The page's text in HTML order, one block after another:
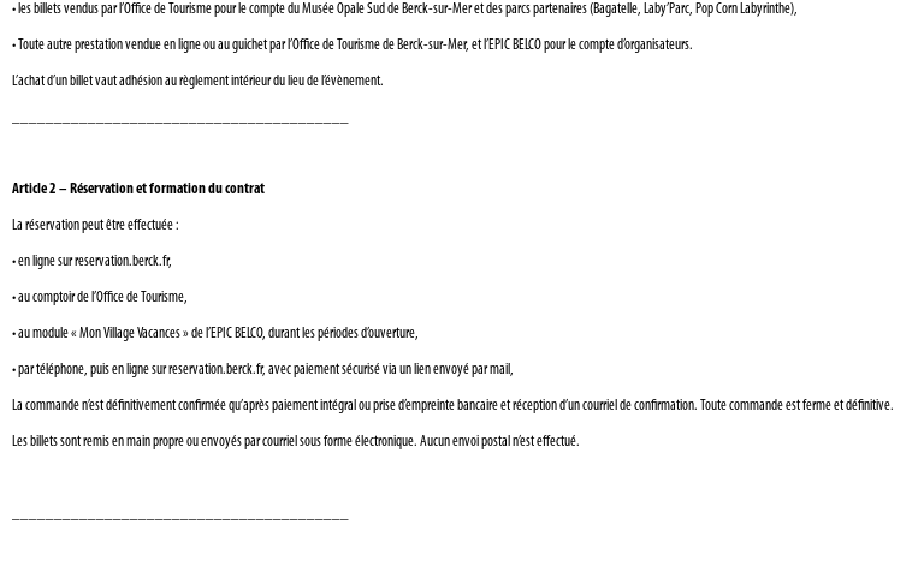
• les billets vendus par l’Office de Tourisme pour le compte du Musée Opale Sud de Berck-sur-Mer et des parcs partenaires (Bagatelle, Laby’Parc, Pop Corn Labyrinthe),
•Toute autre prestation vendue en ligne ou au guichet par l’Office de Tourisme de Berck-sur-Mer, et l’EPIC BELCO pour le compte d’organisateurs.
L’achat d’un billet vaut adhésion au règlement intérieur du lieu de l’évènement.
Article 2 – Réservation et formation du contrat
La réservation peut être effectuée :
•en ligne sur reservation.berck.fr,
•au comptoir de l’Office de Tourisme,
•au module « Mon Village Vacances » de l’EPIC BELCO, durant les périodes d’ouverture,
•par téléphone, puis en ligne sur reservation.berck.fr, avec paiement sécurisé via un lien envoyé par mail,
La commande n’est définitivement confirmée qu’après paiement intégral ou prise d’empreinte bancaire et réception d’un courriel de confirmation. Toute commande est ferme et définitive.
Les billets sont remis en main propre ou envoyés par courriel sous forme électronique. Aucun envoi postal n’est effectué.